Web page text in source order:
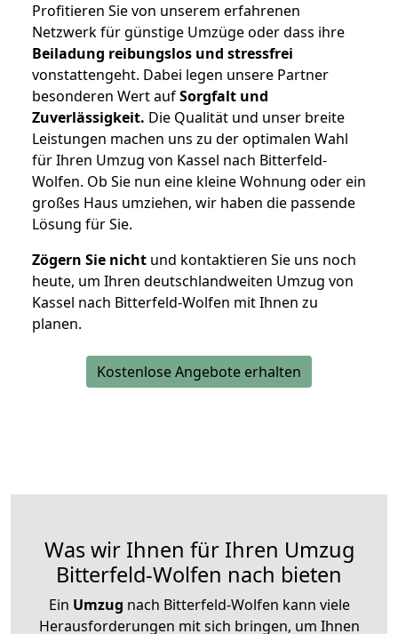
Profitieren Sie von unserem erfahrenen
Netzwerk für günstige Umzüge oder dass ihre
Beiladung reibungslos und stressfrei
vonstattengeht. Dabei legen unsere Partner
besonderen Wert aufSorgfalt und
Zuverlässigkeit. Die Qualität und unser breite
Leistungen machen uns zu der optimalen Wahl
für Ihren Umzug von Kassel nach Bitterfeld-
Wolfen. Ob Sie nun eine kleine Wohnung oder ein
großes Haus umziehen, wir haben die passende
Lösung für Sie.
Zögern Sie nicht und kontaktieren Sie uns noch
heute, um Ihren deutschlandweiten Umzug von
Kassel nach Bitterfeld-Wolfen mit Ihnen zu
planen.
Kostenlose Angebote erhalten
Was wir Ihnen für Ihren Umzug
Bitterfeld-Wolfen nach bieten
Ein Umzug nach Bitterfeld-Wolfen kann viele
Herausforderungen mit sich bringen, um Ihnen